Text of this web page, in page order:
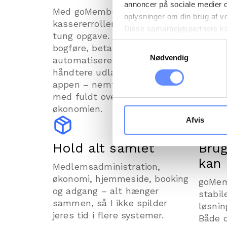
annoncer på sociale
oplysninger om din brug af
Disse samarbejdspartnere
gennem din brug af deres
tredjelande, herunder USA.
cookie opbevares. Du
Nødvendig
Afvis
Med goMember er
kassererrollen ikke længere en
tung opgave. Kassereren kan
bogføre, betale regninger,
automatisere opgaver og
håndtere udlæg direkte i
appen – nemt, sikkert og altid
med fuldt overblik over
økonomien.
Ræk
hold
Hold alt samlet
Medlemsadministration,
økonomi, hjemmeside, booking
og adgang – alt hænger
sammen, så I ikke spilder
jeres tid i flere systemer.
kan
Både